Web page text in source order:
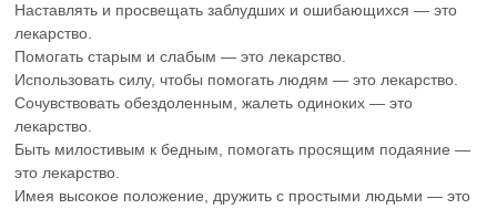
Наставлять и просвещать заблудших и ошибающихся — это
лекарство.
Помогать старым и слабым — это лекарство.
Использовать силу, чтобы помогать людям — это лекарство.
Сочувствовать обездоленным, жалеть одиноких — это
лекарство.
Быть милостивым к бедным, помогать просящим подаяние —
это лекарство.
Имея высокое положение, дружить с простыми людьми — это